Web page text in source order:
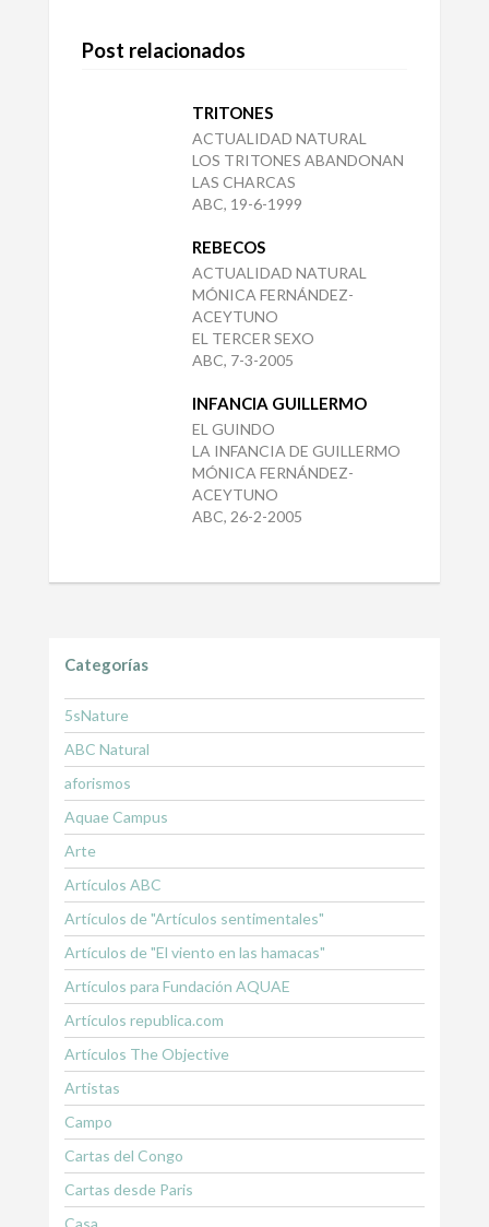
Post relacionados
TRITONES
ACTUALIDAD NATURAL
LOS TRITONES ABANDONAN
LAS CHARCAS
ABC, 19-6-1999
REBECOS
ACTUALIDAD NATURAL
MÓNICA FERNÁNDEZ-
ACEYTUNO
EL TERCER SEXO
ABC, 7-3-2005
INFANCIA GUILLERMO
EL GUINDO
LA INFANCIA DE GUILLERMO
MÓNICA FERNÁNDEZ-
ACEYTUNO
ABC, 26-2-2005
Categorías
5sNature
ABC Natural
aforismos
Aquae Campus
Arte
Artículos ABC
Artículos de "Artículos sentimentales"
Artículos de "El viento en las hamacas"
Artículos para Fundación AQUAE
Artículos republica.com
Artículos The Objective
Artistas
Campo
Cartas del Congo
Cartas desde Paris
Casa